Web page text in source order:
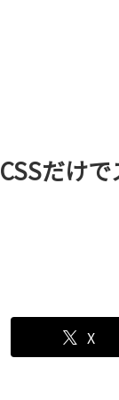
CSSだけ
X